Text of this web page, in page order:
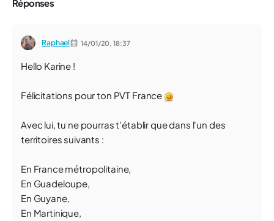
Réponses
Raphael 14/01/20,18:37
Hello Karine !
Félicitations pour ton PVT France
Avec lui, tu ne pourras t'établir que dans l'un des
territoires suivants :
En France métropolitaine,
En Guadeloupe,
En Guyane,
En Martinique,